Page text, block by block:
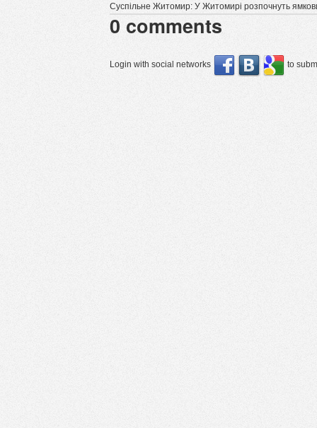
Суспільне Житомир: У Житомирі розпочнуть
0 comments
Login with social networks to